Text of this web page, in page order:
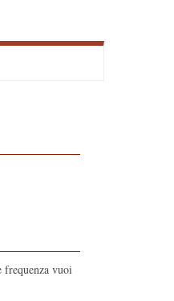
frequenza vuoi